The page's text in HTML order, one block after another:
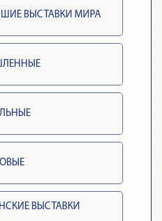
ВЫСТАВКИ МИРА
ВЫСТАВКИ